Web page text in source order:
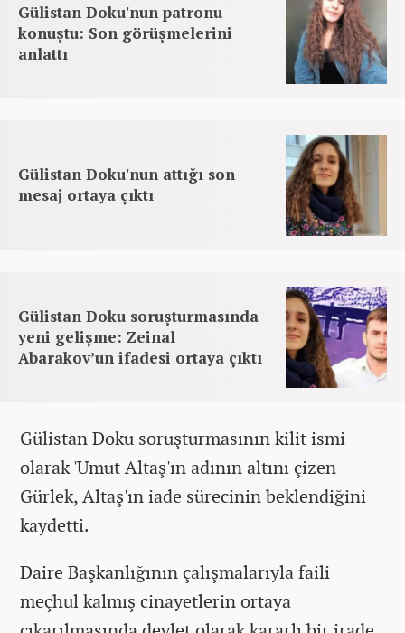
Gülistan Doku'nun patronu
konuştu: Son görüşmelerini
anlattı
Gülistan Doku'nun attığı son
mesaj ortaya çıktı
Gülistan Doku soruşturmasında
yeni gelişme: Zeinal
Abarakov’un ifadesi ortaya çıktı
Gülistan Doku soruşturmasının kilit ismi
olarak 'Umut Altaş'ın adının altını çizen
Gürlek, Altaş'ın iade sürecinin beklendiğini
kaydetti.
Daire Başkanlığının çalışmalarıyla faili
meçhul kalmış cinayetlerin ortaya